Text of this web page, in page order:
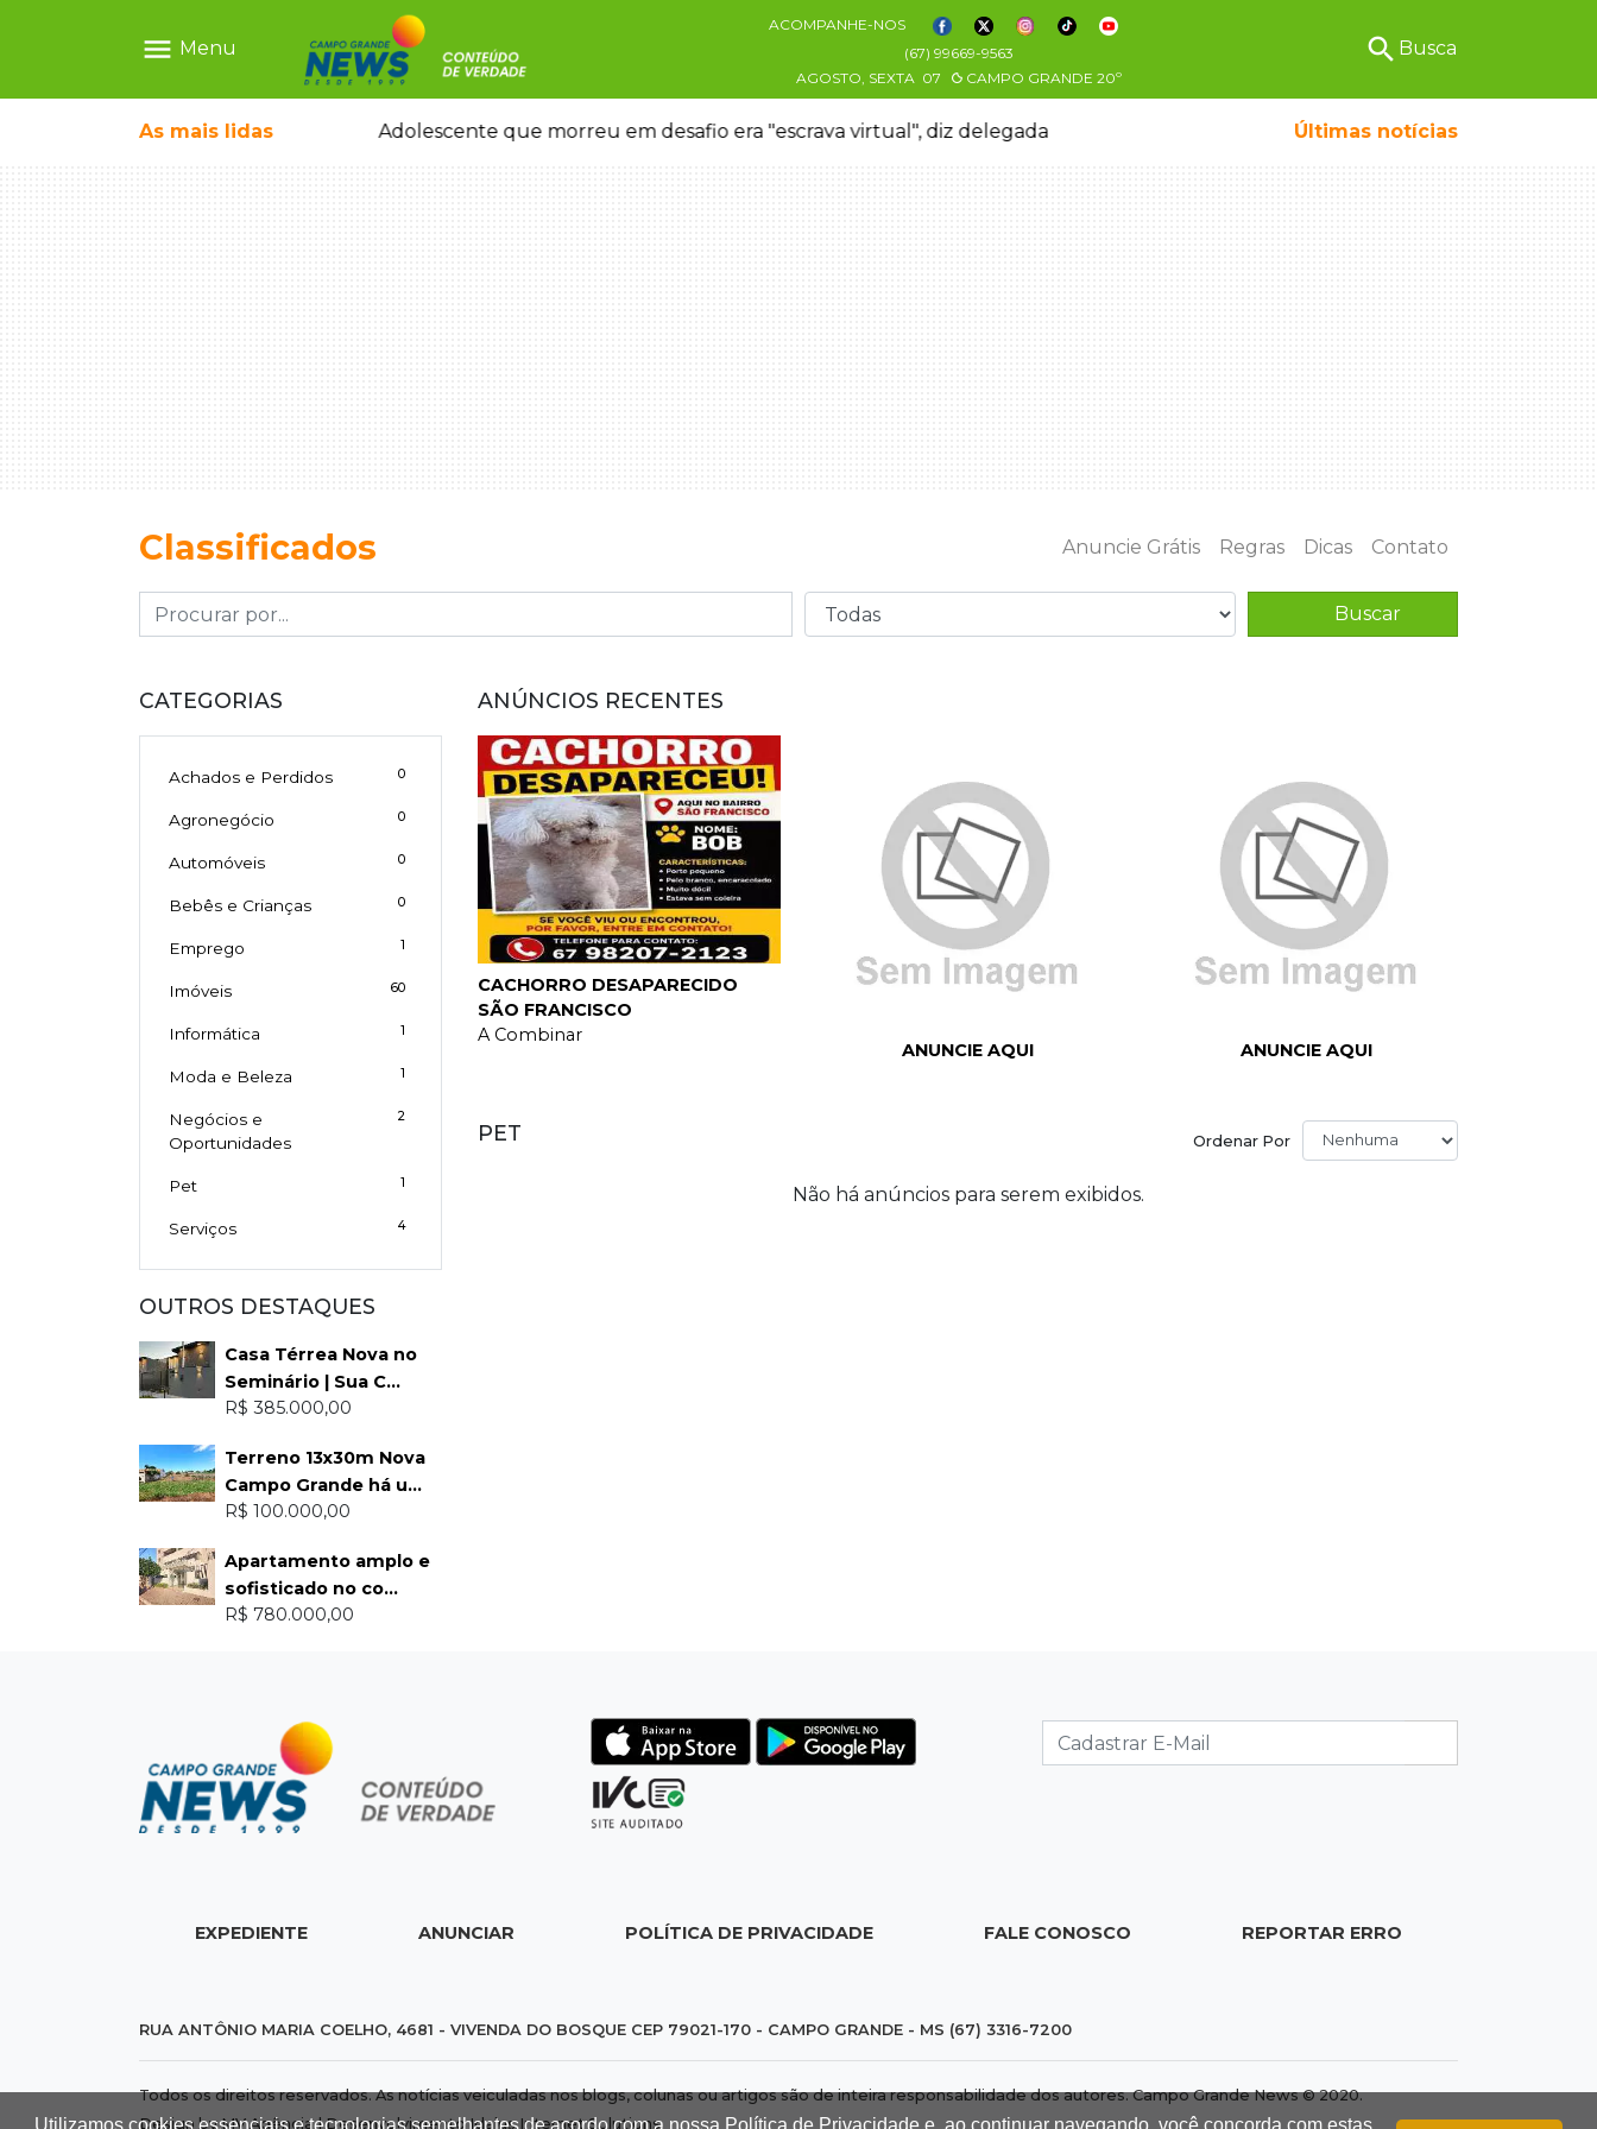
Utilizamos cookies essenciais e tecnologias semelhantes de acordo com a nossa Política de Privacidade e, ao continuar navegando, você concorda com estas
menu Menu
ACOMPANHE-NOS
(67) 99669-9563
AGOSTO, SEXTA 07 CAMPO GRANDE 20º
search Busca
As mais lidas
ganhar dia oficial em MS Adolescente que morreu em desafio era "escrava virtual", diz delegada Últimas notícias
Classificados Anuncie Grátis Regras Dicas Contato
Buscar
ANÚNCIOS RECENTES
CACHORRO DESAPARECIDO
SÃO FRANCISCO
A Combinar
ANUNCIE AQUI ANUNCIE AQUI
PET Ordenar Por
Não há anúncios para serem exibidos.
CATEGORIAS
0
Achados e Perdidos
0
Agronegócio
0
Automóveis
0
Bebês e Crianças
1
Emprego
60
Imóveis
1
Informática
1
Moda e Beleza
2
Negócios e
Oportunidades
1
Pet
4
Serviços
OUTROS DESTAQUES
Casa Térrea Nova no
Seminário | Sua C...
R$ 385.000,00
Terreno 13x30m Nova
Campo Grande há u...
R$ 100.000,00
Apartamento amplo e
sofisticado no co...
R$ 780.000,00
EXPEDIENTE ANUNCIAR POLÍTICA DE PRIVACIDADE FALE CONOSCO REPORTAR ERRO
RUA ANTÔNIO MARIA COELHO, 4681 - VIVENDA DO BOSQUE CEP 79021-170 - CAMPO GRANDE - MS (67) 3316-7200
Todos os direitos reservados. As notícias veiculadas nos blogs, colunas ou artigos são de inteira responsabilidade dos autores. Campo Grande News © 2020.
Design by MV Agência | DesenvolvimentoIdalus Internet Solutions.